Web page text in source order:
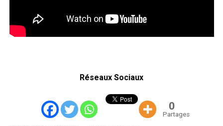
Réseaux Sociaux
0
Partages